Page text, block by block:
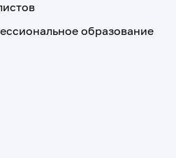
образование